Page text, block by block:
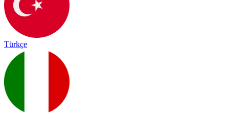
Türkçe